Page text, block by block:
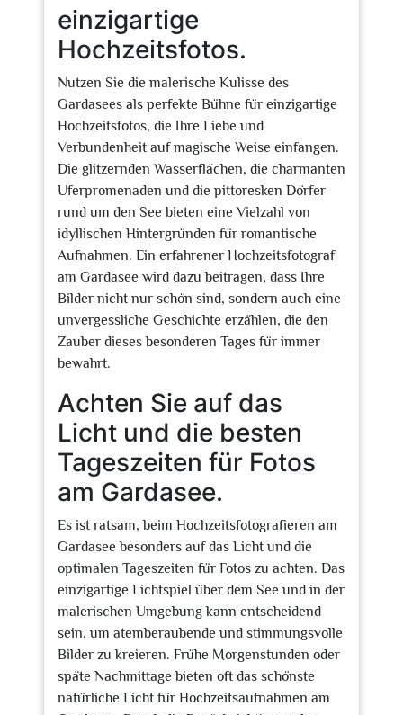
einzigartige
Hochzeitsfotos.
Nutzen Sie die malerische Kulisse des
Gardasees als perfekte Bühne für einzigartige
Hochzeitsfotos, die Ihre Liebe und
Verbundenheit auf magische Weise einfangen.
Die glitzernden Wasserflächen, die charmanten
Uferpromenaden und die pittoresken Dörfer
rund um den See bieten eine Vielzahl von
idyllischen Hintergründen für romantische
Aufnahmen. Ein erfahrener Hochzeitsfotograf
am Gardasee wird dazu beitragen, dass Ihre
Bilder nicht nur schön sind, sondern auch eine
unvergessliche Geschichte erzählen, die den
Zauber dieses besonderen Tages für immer
bewahrt.
Achten Sie auf das
Licht und die besten
Tageszeiten für Fotos
am Gardasee.
Es ist ratsam, beim Hochzeitsfotografieren am
Gardasee besonders auf das Licht und die
optimalen Tageszeiten für Fotos zu achten. Das
einzigartige Lichtspiel über dem See und in der
malerischen Umgebung kann entscheidend
sein, um atemberaubende und stimmungsvolle
Bilder zu kreieren. Frühe Morgenstunden oder
späte Nachmittage bieten oft das schönste
natürliche Licht für Hochzeitsaufnahmen am